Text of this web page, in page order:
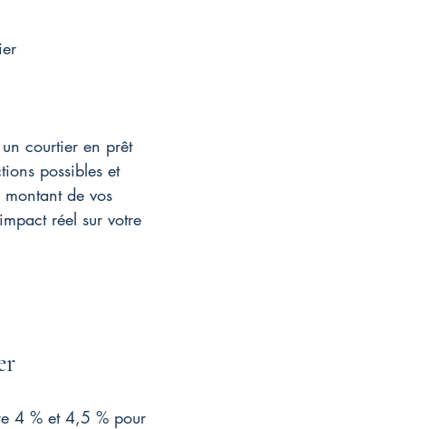
courtier en prêt
possibles et
de vos
réel sur votre
4 % et 4,5 % pour